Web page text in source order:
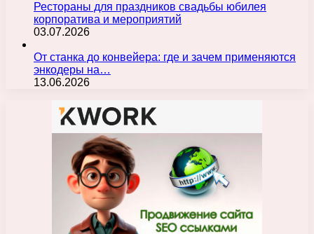
Рестораны для праздников свадьбы юбилея
корпоратива и мероприятий
03.07.2026
От станка до конвейера: где и зачем применяются
энкодеры на…
13.06.2026